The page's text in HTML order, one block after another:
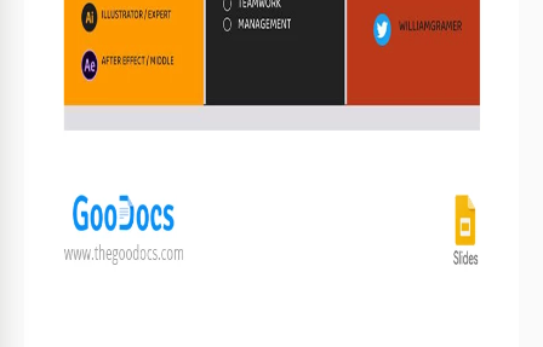
La plantilla de currículum profesional es editable. Por lo
tanto, puedes personalizarlo para adaptarlo a tus
necesidades profesionales. El formato editable garantiza
ajustes sencillos, ya sea que necesites incluir tu promedio
de calificaciones, dirección de correo electrónico,
Secciones completas
Nuestra plantilla incluye muchas secciones para acomodar